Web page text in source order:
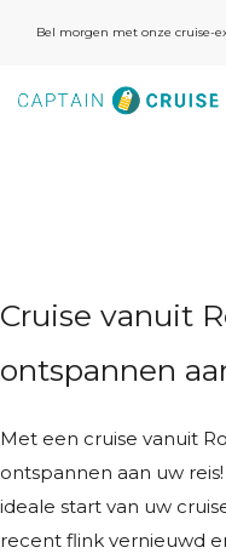
Bel morgen met onze cruise-
Cruise vanuit
ontspannen
Met een cruise vanuit
ontspannen aan uw
ideale start van uw
recent flink vernieuwd